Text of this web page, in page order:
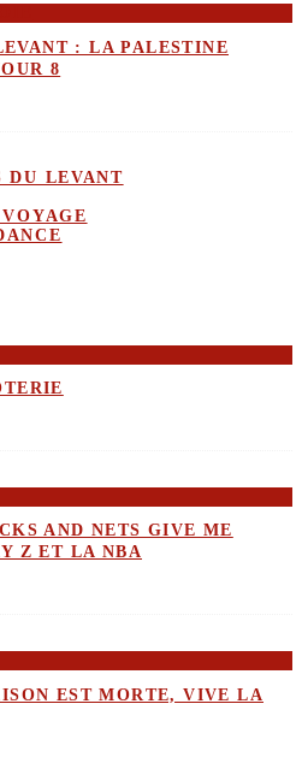
: LA PALESTINE
8
DU LEVANT
AND NETS GIVE ME
Z ET LA NBA
EST MORTE, VIVE LA